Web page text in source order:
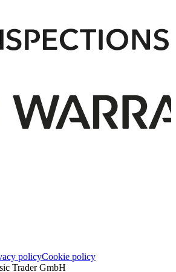
policyCookie policy
Trader GmbH